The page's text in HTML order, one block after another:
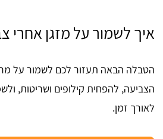
איך לשמור על מזגן אחרי
הטבלה הבאה תעזור לכם לשמור על
הצביעה, להפחית קילופים ושריטות,
לאורך זמן.